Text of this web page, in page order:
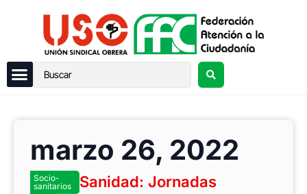
marzo 26, 2022
Socio-
sanitarios
Sanidad: Jornadas